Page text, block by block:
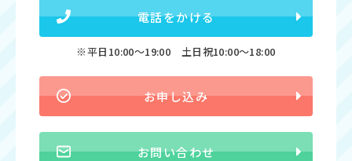
電話をかける
※平日10:00〜19:00 土日祝10:00〜18:00
お申し込み
お問い合わせ